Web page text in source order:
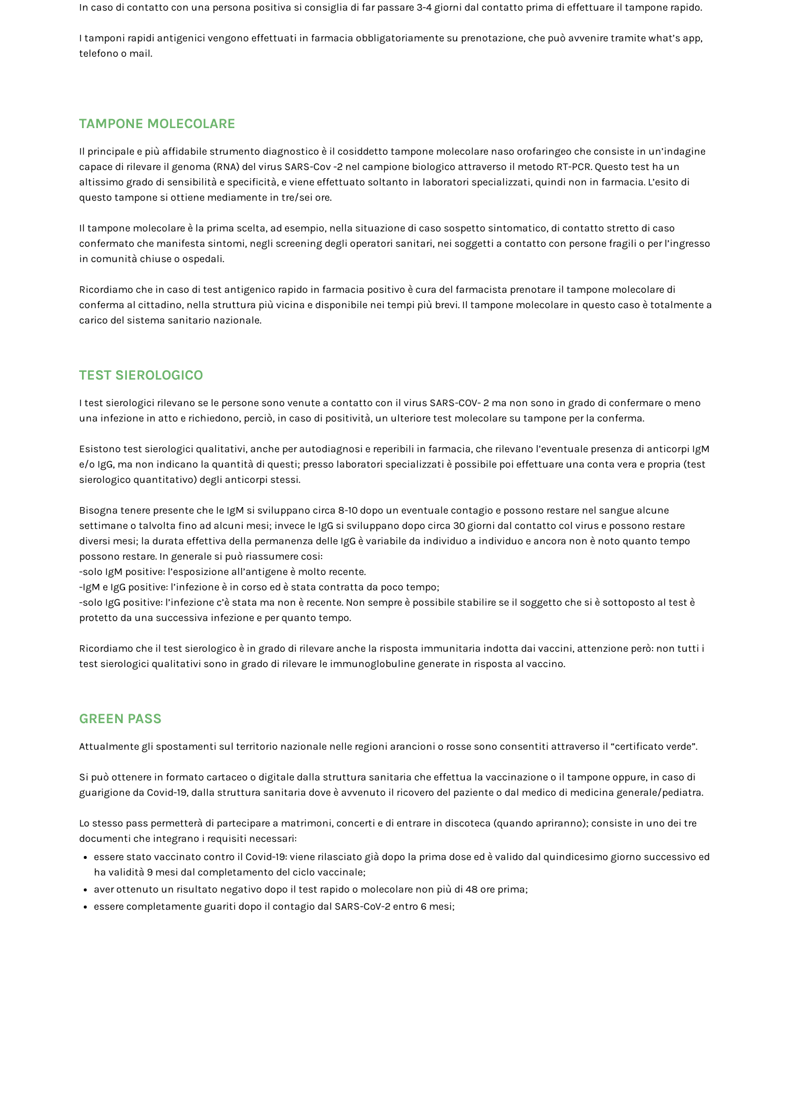
In caso di contatto con una persona positiva si consiglia di far passare 3-4 giorni dal contatto prima di effettuare il tampone rapido.
I tamponi rapidi antigenici vengono effettuati in farmacia obbligatoriamente su prenotazione, che può avvenire tramite what’s app,
telefono o mail.
TAMPONE MOLECOLARE
Il principale e più affidabile strumento diagnostico è il cosiddetto tampone molecolare naso orofaringeo che consiste in un’indagine
capace di rilevare il genoma (RNA) del virus SARS-Cov -2 nel campione biologico attraverso il metodo RT-PCR. Questo test ha un
altissimo grado di sensibilità e specificità, e viene effettuato soltanto in laboratori specializzati, quindi non in farmacia. L’esito di
questo tampone si ottiene mediamente in tre/sei ore.
Il tampone molecolare è la prima scelta, ad esempio, nella situazione di caso sospetto sintomatico, di contatto stretto di caso
confermato che manifesta sintomi, negli screening degli operatori sanitari, nei soggetti a contatto con persone fragili o per l’ingresso
in comunità chiuse o ospedali.
Ricordiamo che in caso di test antigenico rapido in farmacia positivo è cura del farmacista prenotare il tampone molecolare di
conferma al cittadino, nella struttura più vicina e disponibile nei tempi più brevi. Il tampone molecolare in questo caso è totalmente a
carico del sistema sanitario nazionale.
TEST SIEROLOGICO
I test sierologici rilevano se le persone sono venute a contatto con il virus SARS-COV- 2 ma non sono in grado di confermare o meno
una infezione in atto e richiedono, perciò, in caso di positività, un ulteriore test molecolare su tampone per la conferma.
Esistono test sierologici qualitativi, anche per autodiagnosi e reperibili in farmacia, che rilevano l’eventuale presenza di anticorpi IgM
e/o IgG, ma non indicano la quantità di questi; presso laboratori specializzati è possibile poi effettuare una conta vera e propria (test
sierologico quantitativo) degli anticorpi stessi.
Bisogna tenere presente che le IgM si sviluppano circa 8-10 dopo un eventuale contagio e possono restare nel sangue alcune
settimane o talvolta fino ad alcuni mesi; invece le IgG si sviluppano dopo circa 30 giorni dal contatto col virus e possono restare
diversi mesi; la durata effettiva della permanenza delle IgG è variabile da individuo a individuo e ancora non è noto quanto tempo
possono restare. In generale si può riassumere cosi:
-solo IgM positive: l’esposizione all’antigene è molto recente.
-IgM e IgG positive: l’infezione è in corso ed è stata contratta da poco tempo;
-solo IgG positive: l’infezione c’è stata ma non è recente. Non sempre è possibile stabilire se il soggetto che si è sottoposto al test è
protetto da una successiva infezione e per quanto tempo.
Ricordiamo che il test sierologico è in grado di rilevare anche la risposta immunitaria indotta dai vaccini, attenzione però: non tutti i
test sierologici qualitativi sono in grado di rilevare le immunoglobuline generate in risposta al vaccino.
GREEN PASS
Attualmente gli spostamenti sul territorio nazionale nelle regioni arancioni o rosse sono consentiti attraverso il “certificato verde”.
Si può ottenere in formato cartaceo o digitale dalla struttura sanitaria che effettua la vaccinazione o il tampone oppure, in caso di
guarigione da Covid-19, dalla struttura sanitaria dove è avvenuto il ricovero del paziente o dal medico di medicina generale/pediatra.
Lo stesso pass permetterà di partecipare a matrimoni, concerti e di entrare in discoteca (quando apriranno); consiste in uno dei tre
documenti che integrano i requisiti necessari:
essere stato vaccinato contro il Covid-19: viene rilasciato già dopo la prima dose ed è valido dal quindicesimo giorno successivo ed
ha validità 9 mesi dal completamento del ciclo vaccinale;
aver ottenuto un risultato negativo dopo il test rapido o molecolare non più di 48 ore prima;
essere completamente guariti dopo il contagio dal SARS-CoV-2 entro 6 mesi;